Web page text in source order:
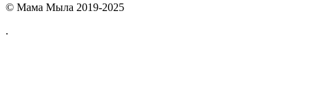
© Мама Мыла 2019-2025
.